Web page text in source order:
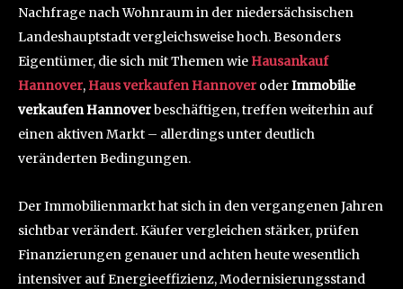
Nachfrage nach Wohnraum in der niedersächsischen
Landeshauptstadt vergleichsweise hoch. Besonders
Eigentümer, die sich mit Themen wieHausankauf
Hannover,Haus verkaufen Hannover oderImmobilie
verkaufen Hannoverbeschäftigen, treffen weiterhin auf
einen aktiven Markt – allerdings unter deutlich
veränderten Bedingungen.
Der Immobilienmarkt hat sich in den vergangenen Jahren
sichtbar verändert. Käufer vergleichen stärker, prüfen
Finanzierungen genauer und achten heute wesentlich
intensiver auf Energieeffizienz, Modernisierungsstand